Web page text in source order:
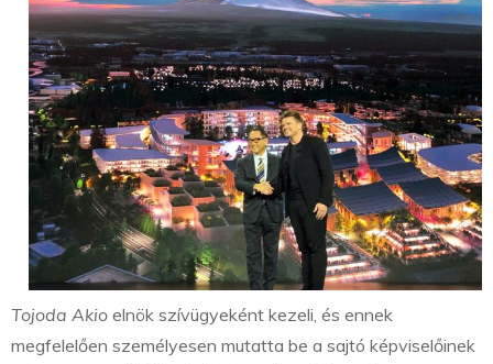
Tojoda Akio elnök szívügyeként kezeli, és ennek
megfelelően személyesen mutatta be a sajtó képviselőinek